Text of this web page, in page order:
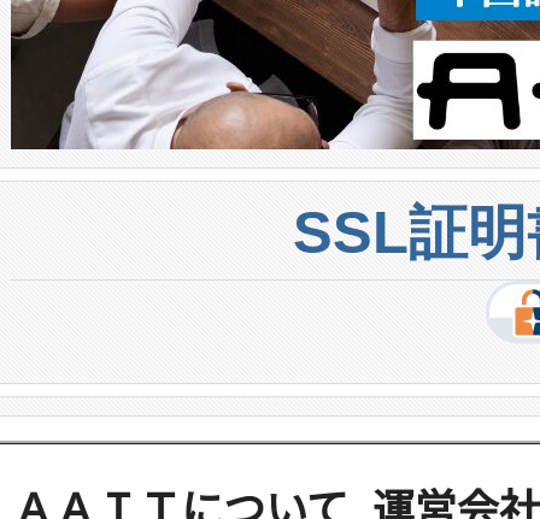
SSL証
ＡＡＩＴについて 運営会社